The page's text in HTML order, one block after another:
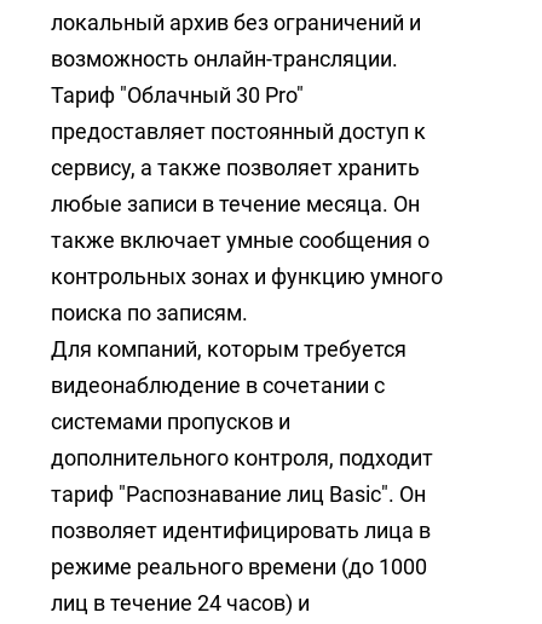
локальный архив без ограничений и
возможность онлайн-трансляции.
Тариф "Облачный 30 Pro"
предоставляет постоянный доступ к
сервису, а также позволяет хранить
любые записи в течение месяца. Он
также включает умные сообщения о
контрольных зонах и функцию умного
поиска по записям.
Для компаний, которым требуется
видеонаблюдение в сочетании с
системами пропусков и
дополнительного контроля, подходит
тариф "Распознавание лиц Basic". Он
позволяет идентифицировать лица в
режиме реального времени (до 1000
лиц в течение 24 часов) и